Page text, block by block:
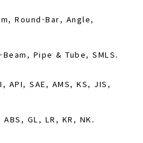
Round-Bar, Angle,
Pipe & Tube, SMLS.
API, SAE, AMS, KS, JIS,
ABS, GL, LR, KR, NK.